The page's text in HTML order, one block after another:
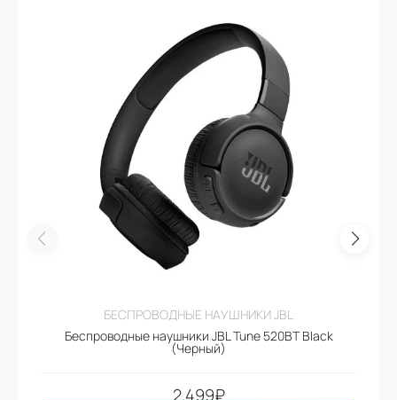
БЕСПРОВОДНЫЕ НАУШНИКИ JBL
Беспроводные наушники JBL Tune 520BT Black
(Черный)
2.499₽